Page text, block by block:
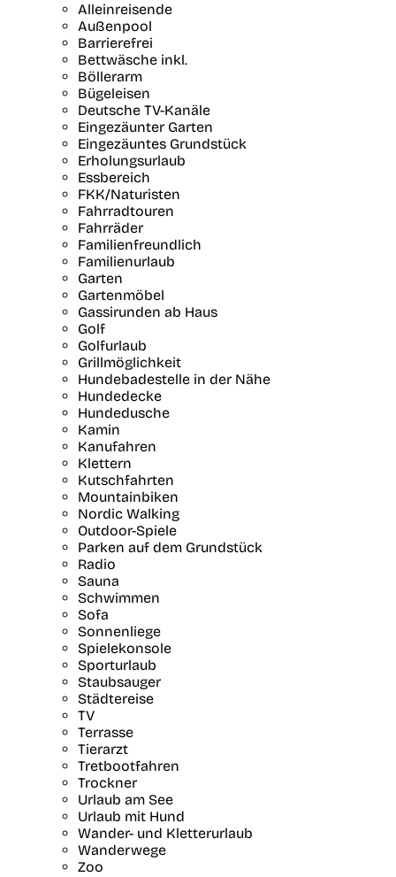
Alleinreisende
Außenpool
Barrierefrei
Bettwäsche inkl.
Böllerarm
Bügeleisen
Deutsche TV-Kanäle
Eingezäunter Garten
Eingezäuntes Grundstück
Erholungsurlaub
Essbereich
FKK/Naturisten
Fahrradtouren
Fahrräder
Familienfreundlich
Familienurlaub
Garten
Gartenmöbel
Gassirunden ab Haus
Golf
Golfurlaub
Grillmöglichkeit
Hundebadestelle in der Nähe
Hundedecke
Hundedusche
Kamin
Kanufahren
Klettern
Kutschfahrten
Mountainbiken
Nordic Walking
Outdoor-Spiele
Parken auf dem Grundstück
Radio
Sauna
Schwimmen
Sofa
Sonnenliege
Spielekonsole
Sporturlaub
Staubsauger
Städtereise
TV
Terrasse
Tierarzt
Tretbootfahren
Trockner
Urlaub am See
Urlaub mit Hund
Wander- und Kletterurlaub
Wanderwege
Zoo